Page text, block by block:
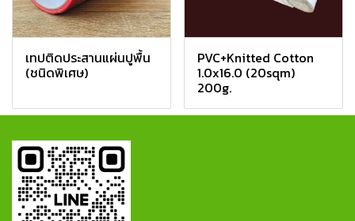
เทปติดประสานแผ่นปูพื้น
(ชนิดพิเศษ)
PVC+Knitted Cotton
1.0x16.0 (20sqm)
200g.